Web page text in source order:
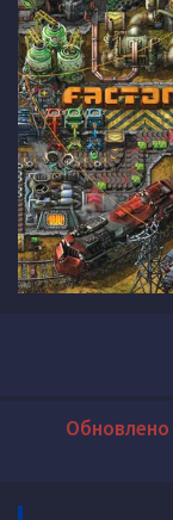
Обновлено